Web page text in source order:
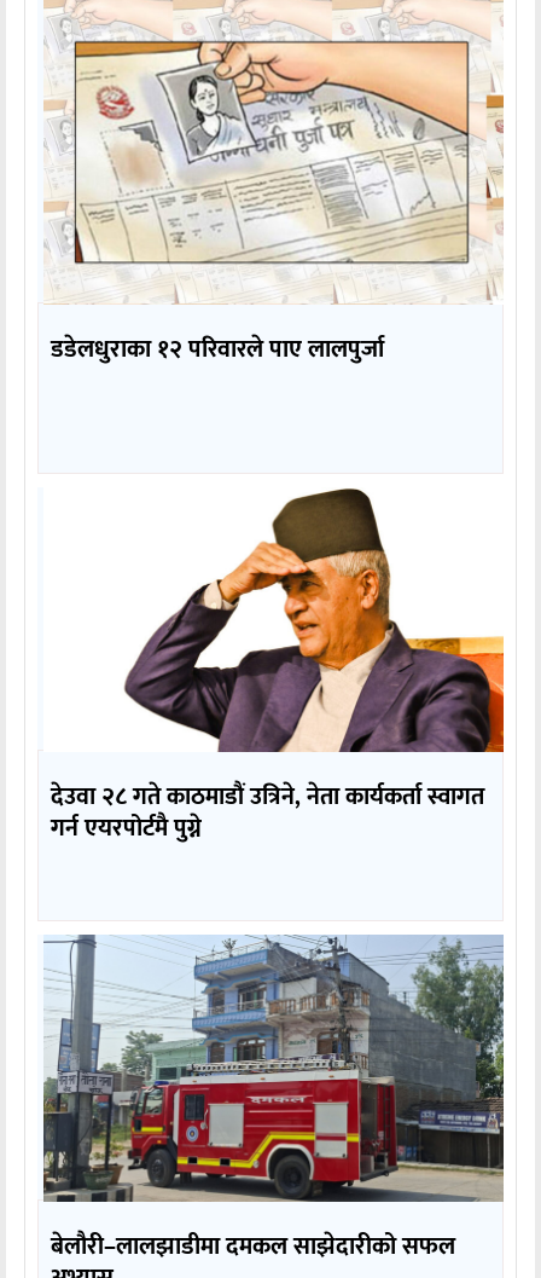
डडेलधुराका १२ परिवारले पाए लालपुर्जा
देउवा २८ गते काठमाडौं उत्रिने, नेता कार्यकर्ता स्वागत
गर्न एयरपोर्टमै पुग्ने
बेलौरी–लालझाडीमा दमकल साझेदारीको सफल